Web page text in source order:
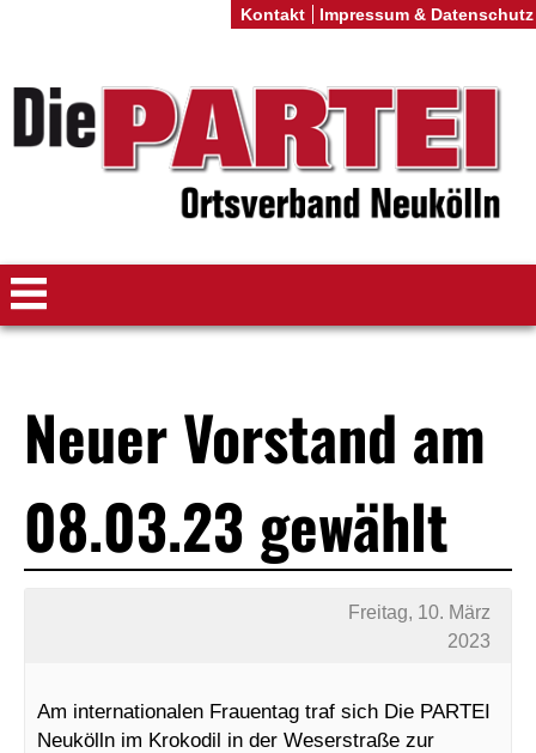
Neuer Vorstand am
08.03.23 gewählt
Freitag, 10. März
2023
Am internationalen Frauentag traf sich Die PARTEI
Neukölln im Krokodil in der Weserstraße zur
Kontakt Impressum & Datenschutz